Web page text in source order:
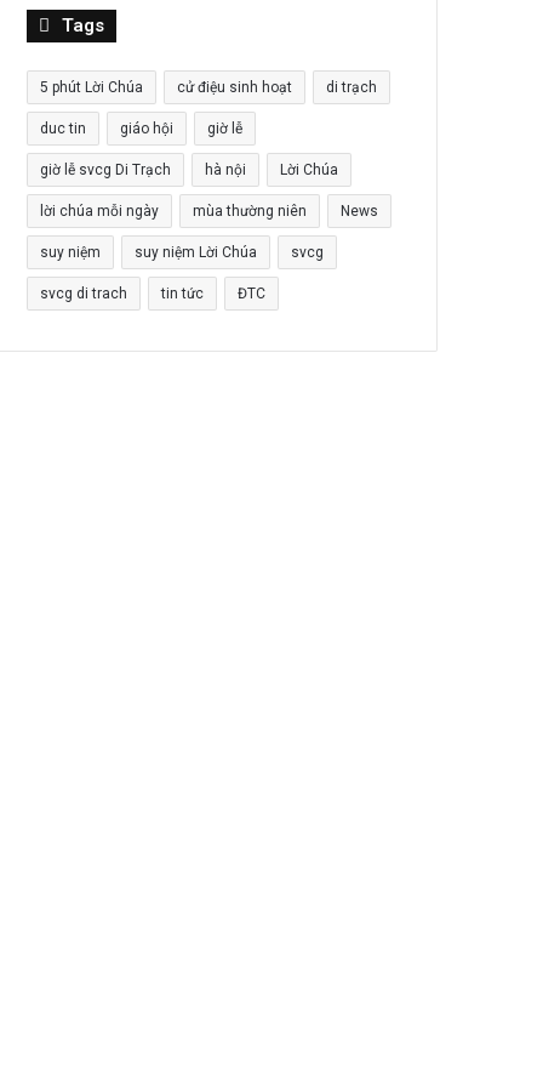
Tags
5 phút Lời Chúa cử điệu sinh hoạt di trạch
duc tin giáo hội giờ lễ
giờ lễ svcg Di Trạch hà nội Lời Chúa
lời chúa mỗi ngày mùa thường niên News
suy niệm suy niệm Lời Chúa svcg
svcg di trach tin tức ĐTC